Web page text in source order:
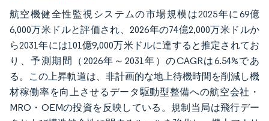
航空機健全性監視システムの市場規模は2025年に69億
6,000万米ドルと評価され、2026年の74億2,000万米ドルか
ら2031年には101億9,000万米ドルに達すると推定されてお
り、予測期間（2026年～2031年）のCAGRは6.54%であ
る。この上昇軌道は、非計画的な地上待機時間を削減し機
材稼働率を向上させるデータ駆動型整備への航空会社・
MRO・OEMの投資を反映している。規制当局は飛行デー